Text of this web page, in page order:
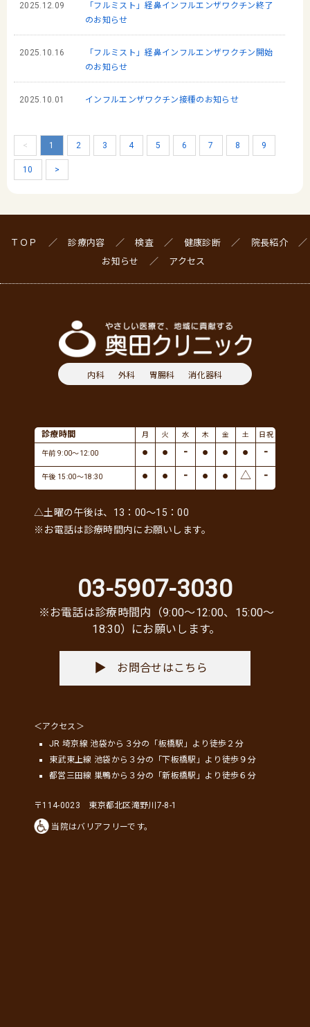
2025.12.09
「フルミスト」経鼻インフルエンザワクチン終了
のお知らせ
2025.10.16
「フルミスト」経鼻インフルエンザワクチン開始
のお知らせ
2025.10.01 インフルエンザワクチン接種のお知らせ
< 1 2 3 4 5 6 7 8 9
10 >
ＴＯＰ 診療内容 検査 健康診断
院長紹介
お知らせ
アクセス
内科 外科 胃腸科 消化器科
診療時間 月 火 水 木 金 土 日祝
午前 9:00～12:00 ● ● - ● ● ● -
午後 15:00～18:30 ● ● - ● ● △ -
△土曜の午後は、13：00～15：00
※お電話は診療時間内にお願いします。
03-5907-3030
※お電話は診療時間内（9:00〜12:00、15:00〜
18:30）にお願いします。
お問合せはこちら
＜アクセス＞
JR 埼京線 池袋から３分の「板橋駅」より徒歩２分
東武東上線 池袋から３分の「下板橋駅」より徒歩９分
都営三田線 巣鴨から３分の「新板橋駅」より徒歩６分
〒114-0023 東京都北区滝野川7-8-1
当院はバリアフリーです。